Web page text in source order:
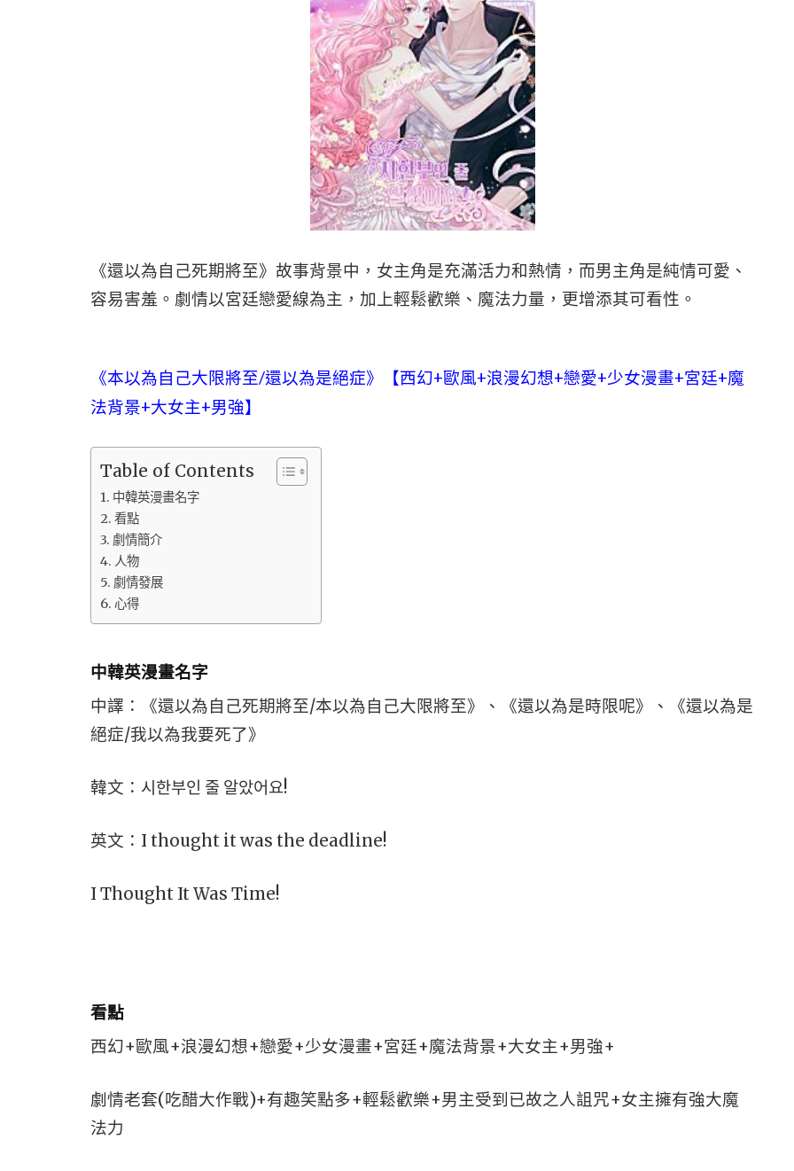
《還以為自己死期將至》故事背景中，女主角是充滿活力和熱情，而男主角是純情可愛、
容易害羞。劇情以宮廷戀愛線為主，加上輕鬆歡樂、魔法力量，更增添其可看性。
《本以為自己大限將至/還以為是絕症》【西幻+歐風+浪漫幻想+戀愛+少女漫畫+宮廷+魔
法背景+大女主+男強】
Table of Contents
中韓英漫畫名字
看點
劇情簡介
人物
劇情發展
心得
中韓英漫畫名字
中譯：《還以為自己死期將至/本以為自己大限將至》、《還以為是時限呢》、《還以為是
絕症/我以為我要死了》
韓文：시한부인 줄 알았어요!
英文：I thought it was the deadline!
I Thought It Was Time!
看點
西幻+歐風+浪漫幻想+戀愛+少女漫畫+宮廷+魔法背景+大女主+男強+
劇情老套(吃醋大作戰)+有趣笑點多+輕鬆歡樂+男主受到已故之人詛咒+女主擁有強大魔
法力